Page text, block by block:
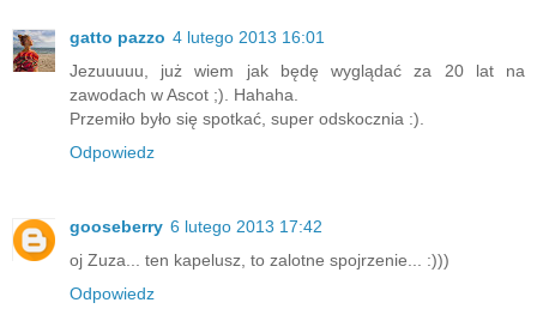
gatto pazzo 4 lutego 2013 16:01
Jezuuuuu, już wiem jak będę wyglądać za 20 lat na
zawodach w Ascot ;). Hahaha.
Przemiło było się spotkać, super odskocznia :).
Odpowiedz
gooseberry 6 lutego 2013 17:42
oj Zuza... ten kapelusz, to zalotne spojrzenie... :)))
Odpowiedz